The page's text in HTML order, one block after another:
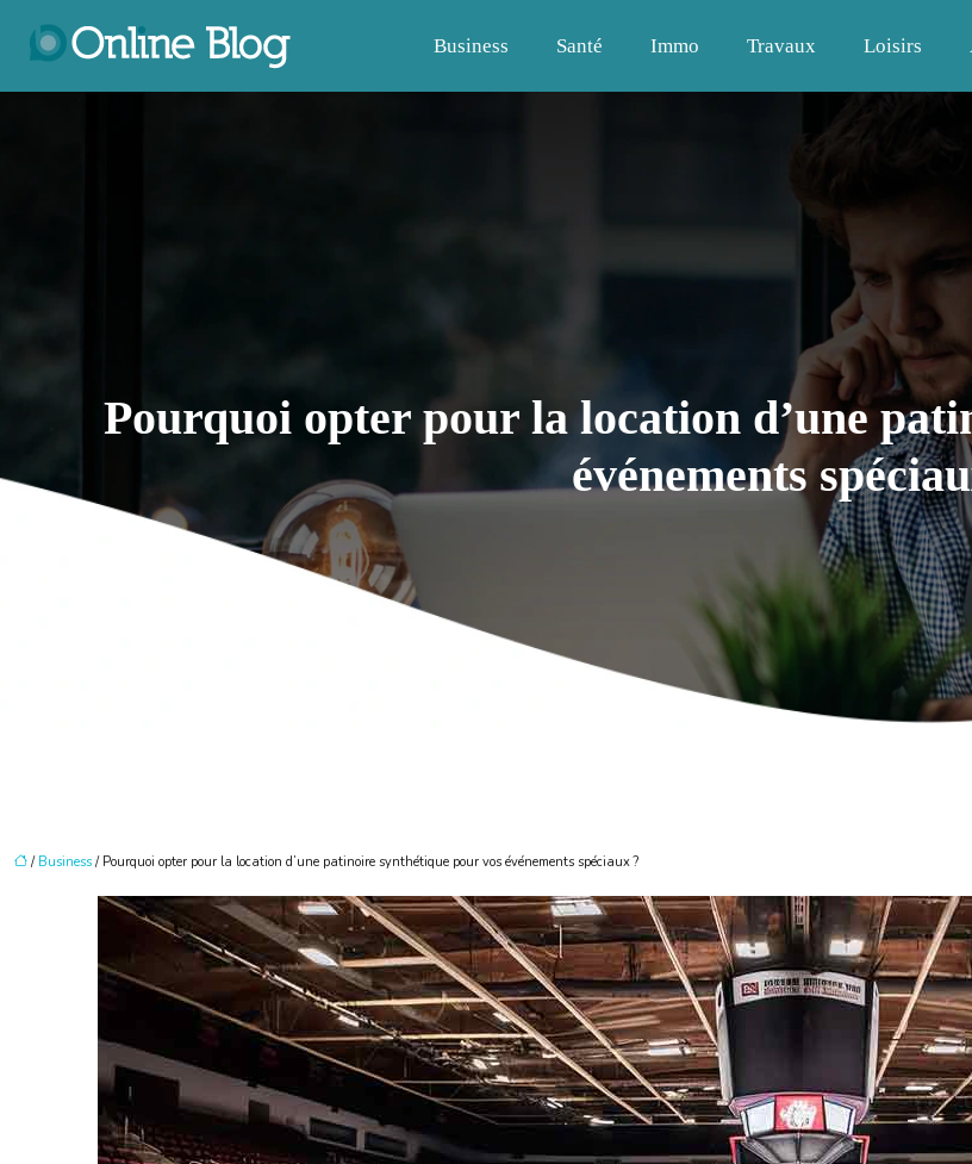
Business Santé Immo Travaux Loisirs
Pourquoi opter pour la location d’une
événements
/ Business / Pourquoi opter pour la location d’une patinoire synthétique pour vos événements spéciaux ?